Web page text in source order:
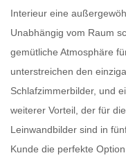
Interieur eine
Unabhängig vom Raum
gemütliche Atmosphäre
unterstreichen den
Schlafzimmerbilder, und
weiterer Vorteil, der für
Leinwandbilder sind in
Kunde die perfekte